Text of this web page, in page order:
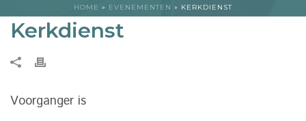
HOME » EVENEMENTEN » KERKDIENST
Kerkdienst
Voorganger is